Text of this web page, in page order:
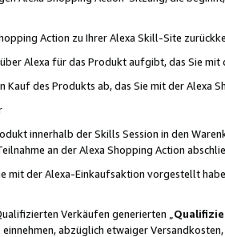
Action zu Ihrer Alexa Skill-Site
Alexa für das Produkt aufgibt, das Sie mit
Kauf des Produkts ab, das Sie mit der Alexa
innerhalb der Skills Session in den
an der Alexa Shopping Action
mit der Alexa-Einkaufsaktion vorgestellt
Verkäufen generierten „
abzüglich etwaiger